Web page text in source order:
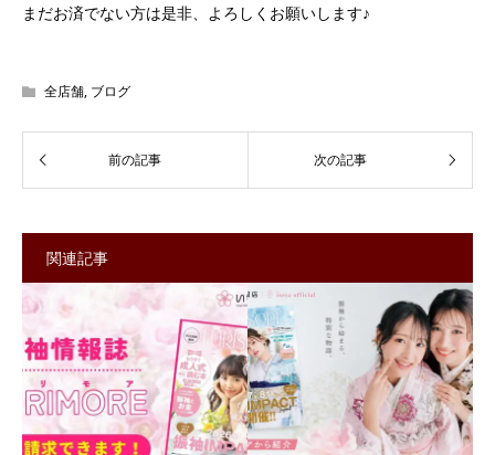
まだお済でない方は是非、よろしくお願いします♪
全店舗, ブログ
関連記事